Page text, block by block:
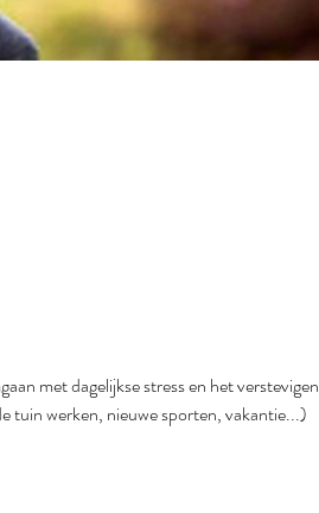
met dagelijkse stress en het verstevigen
tuin werken, nieuwe sporten, vakantie...)